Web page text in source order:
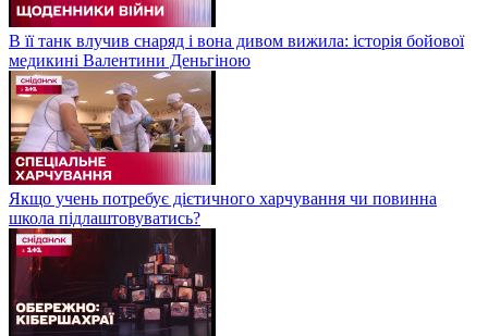
В її танк влучив снаряд і вона дивом вижила: історія бойової
медикині Валентини Деньгіною
Якщо учень потребує дієтичного харчування чи повинна
школа підлаштовуватись?